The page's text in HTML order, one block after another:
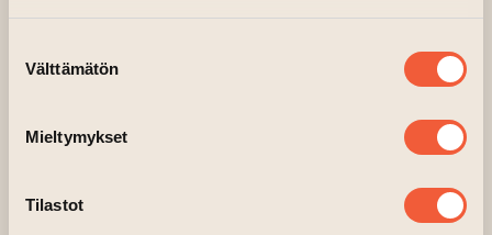
valinta
Välttämätön
Mieltymykset
Tilastot
Hintaan sisältyy: – Raaka-aineet – Opetus –
Tervetulokaato vegaanista kuplivaa alkoholilla
Kurssilla opetellaan kasviproteiinien käyttöä ja